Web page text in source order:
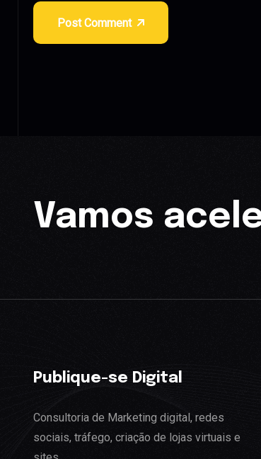
Post Comment
Vamos
Publique-se Digital
Consultoria de Marketing digital, redes
sociais, tráfego, criação de lojas virtuais e